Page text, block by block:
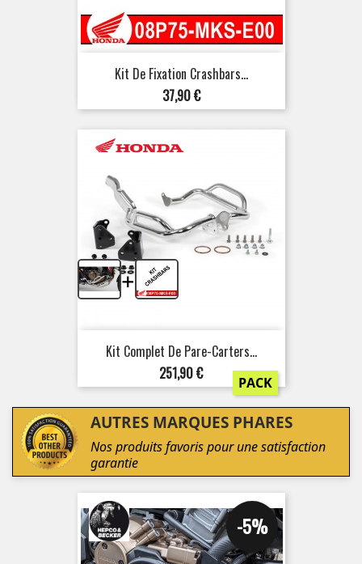
Kit De Fixation Crashbars...
Prix
37,90 €
+
Kit Complet De Pare-Carters...
Prix
251,90 € PACK
AUTRES MARQUES PHARES
Nos produits favoris pour une satisfaction
garantie
-5%